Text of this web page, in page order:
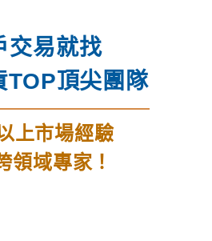
交易就找
TOP頂尖團隊
上市場經驗
領域專家！